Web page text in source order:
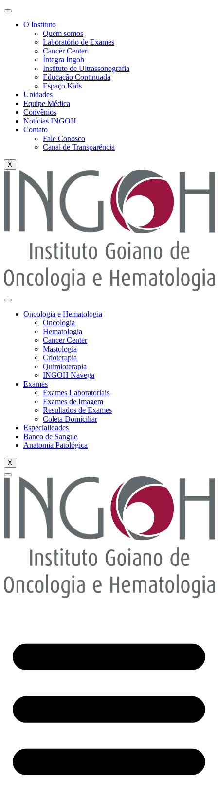
O Instituto
Quem somos
Laboratório de Exames
Cancer Center
Íntegra Ingoh
Instituto de Ultrassonografia
Educação Continuada
Espaço Kids
Unidades
Equipe Médica
Convênios
Notícias INGOH
Contato
Fale Conosco
Canal de Transparência
X
Oncologia e Hematologia
Oncologia
Hematologia
Cancer Center
Mastologia
Crioterapia
Quimioterapia
INGOH Navega
Exames
Exames Laboratoriais
Exames de Imagem
Resultados de Exames
Coleta Domiciliar
Especialidades
Banco de Sangue
Anatomia Patológica
X